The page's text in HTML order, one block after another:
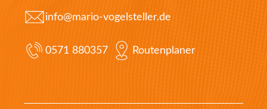
info@mario-vogelsteller.de
0571 880357 Routenplaner